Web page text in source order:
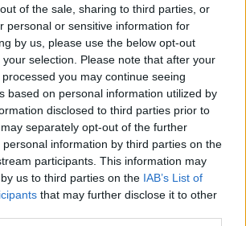
of the sale, sharing to third parties, or
personal or sensitive information for
by us, please use the below opt-out
selection. Please note that after your
you may continue seeing
based on personal information utilized by
disclosed to third parties prior to
separately opt-out of the further
information by third parties on the
participants. This information may
us to third parties on the IAB’s List of
that may further disclose it to other
A Yamaha Motor Racing ügyvezető
nak adott interjújában
fél-e Quartararo elvesztésétől:
- Advertisement -
félelem szót. Fogalmazzunk úgy, hogy
a kockázattal, és az egyik a Honda. A
akar, és Fabio egy ilyen. Ahhoz,
őt, versenyképes motorral kell